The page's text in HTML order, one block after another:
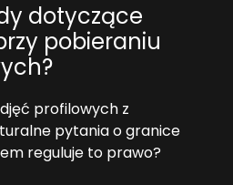
dotyczące
pobieraniu
profilowych z
pytania o granice
reguluje to prawo?